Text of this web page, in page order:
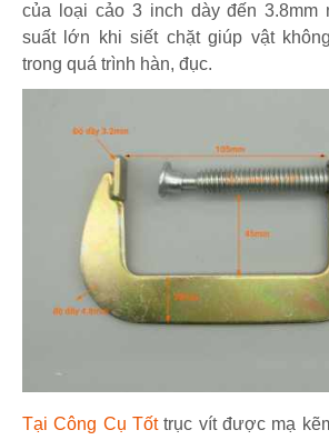
của loại cảo 3 inch dày đến 3.8mm
suất lớn khi siết chặt giúp vật
trong quá trình hàn, đục.
Tại Công Cụ Tốttrục vít được mạ